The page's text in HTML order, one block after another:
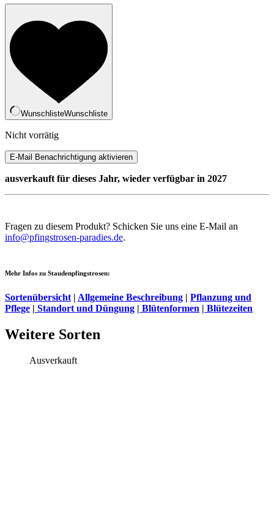
WunschlisteWunschliste
Nicht vorrätig
ausverkauft für dieses Jahr, wieder verfügbar in 2027
Fragen zu diesem Produkt? Schicken Sie uns eine E-Mail an
info@pfingstrosen-paradies.de.
Mehr Infos zu Staudenpfingstrosen:
Sortenübersicht | Allgemeine Beschreibung | Pflanzung und
Pflege | Standort und Düngung | Blütenformen | Blütezeiten
Weitere Sorten
Ausverkauft